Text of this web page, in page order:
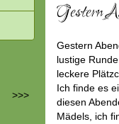
Gestern
Gestern
lustige
leckere
Ich finde es
diesen
Mädels, ich
>>>